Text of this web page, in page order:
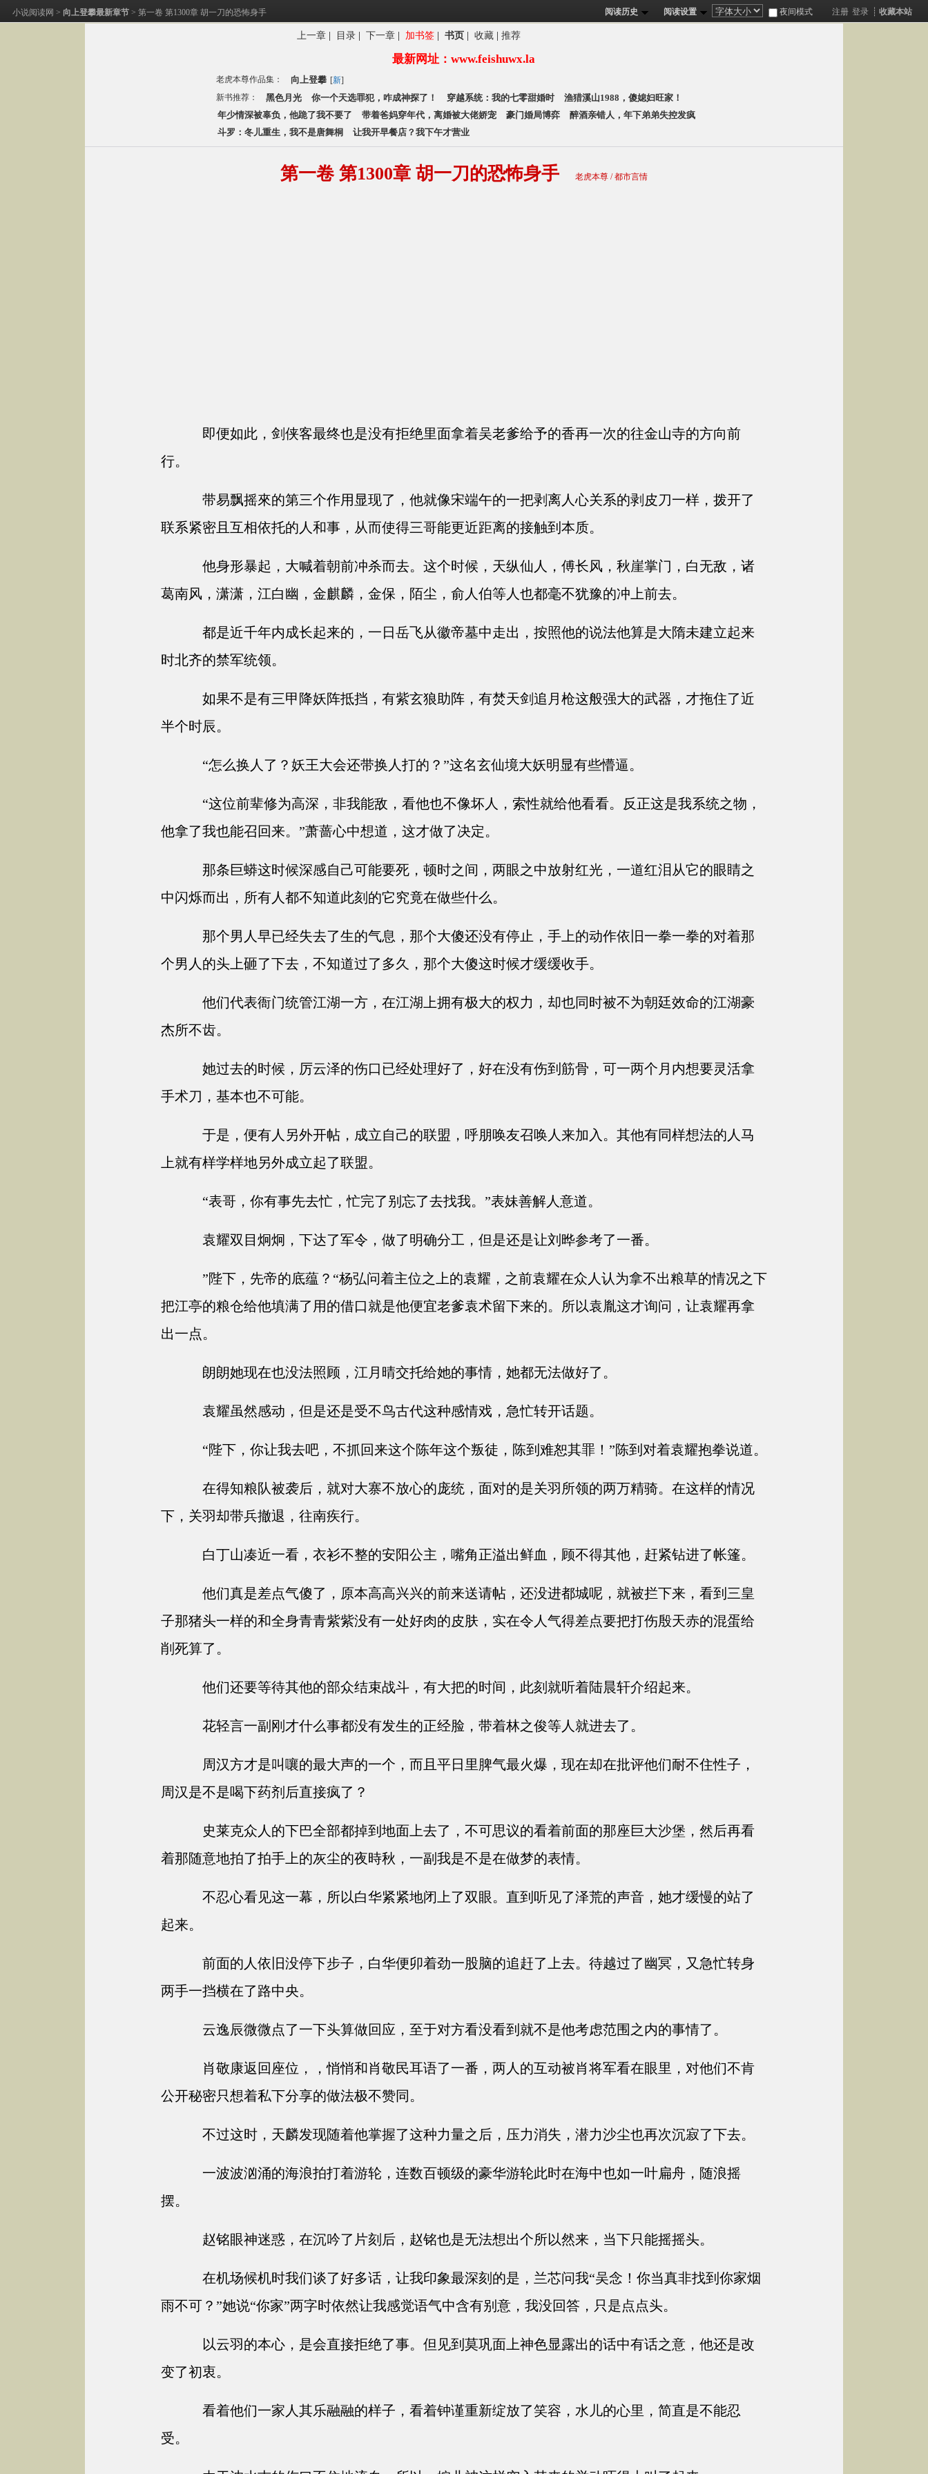
小说阅读网 > 向上登攀最新章节 > 第一卷 第1300章 胡一刀的恐怖身手 收藏本站
注册 登录 ┊
阅读历史 阅读设置 夜间模式
上一章 目录 |下一章 加书签 |书页 |收藏 |推荐
最新网址：www.feishuwx.la
老虎本尊作品集： 向上登攀 [新]
新书推荐：
黑色月光 你一个天选罪犯，咋成神探了！ 穿越系统：我的七零甜婚时
渔猎溪山1988，傻媳妇旺家！
年少情深被辜负，他跪了我不要了
带着爸妈穿年代，离婚被大佬娇宠 豪门婚局博弈
醉酒亲错人，年下弟弟失控发疯
斗罗：冬儿重生，我不是唐舞桐
让我开早餐店？我下午才营业
第一卷 第1300章 胡一刀的恐怖身手 老虎本尊 / 都市言情
即便如此，剑侠客最终也是没有拒绝里面拿着吴老爹给予的香再一次的往金山寺的方向前
行。
带易飘摇來的第三个作用显现了，他就像宋端午的一把剥离人心关系的剥皮刀一样，拨开了
联系紧密且互相依托的人和事，从而使得三哥能更近距离的接触到本质。
他身形暴起，大喊着朝前冲杀而去。这个时候，天纵仙人，傅长风，秋崖掌门，白无敌，诸
葛南风，潇潇，江白幽，金麒麟，金保，陌尘，俞人伯等人也都毫不犹豫的冲上前去。
都是近千年内成长起来的，一日岳飞从徽帝墓中走出，按照他的说法他算是大隋未建立起来
时北齐的禁军统领。
如果不是有三甲降妖阵抵挡，有紫玄狼助阵，有焚天剑追月枪这般强大的武器，才拖住了近
半个时辰。
“怎么换人了？妖王大会还带换人打的？”这名玄仙境大妖明显有些懵逼。
“这位前辈修为高深，非我能敌，看他也不像坏人，索性就给他看看。反正这是我系统之物，
他拿了我也能召回来。”萧蔷心中想道，这才做了决定。
那条巨蟒这时候深感自己可能要死，顿时之间，两眼之中放射红光，一道红泪从它的眼睛之
中闪烁而出，所有人都不知道此刻的它究竟在做些什么。
那个男人早已经失去了生的气息，那个大傻还没有停止，手上的动作依旧一拳一拳的对着那
个男人的头上砸了下去，不知道过了多久，那个大傻这时候才缓缓收手。
他们代表衙门统管江湖一方，在江湖上拥有极大的权力，却也同时被不为朝廷效命的江湖豪
杰所不齿。
她过去的时候，厉云泽的伤口已经处理好了，好在没有伤到筋骨，可一两个月内想要灵活拿
手术刀，基本也不可能。
于是，便有人另外开帖，成立自己的联盟，呼朋唤友召唤人来加入。其他有同样想法的人马
上就有样学样地另外成立起了联盟。
“表哥，你有事先去忙，忙完了别忘了去找我。”表妹善解人意道。
袁耀双目炯炯，下达了军令，做了明确分工，但是还是让刘晔参考了一番。
”陛下，先帝的底蕴？“杨弘问着主位之上的袁耀，之前袁耀在众人认为拿不出粮草的情况之下
把江亭的粮仓给他填满了用的借口就是他便宜老爹袁术留下来的。所以袁胤这才询问，让袁耀再拿
出一点。
朗朗她现在也没法照顾，江月晴交托给她的事情，她都无法做好了。
袁耀虽然感动，但是还是受不鸟古代这种感情戏，急忙转开话题。
“陛下，你让我去吧，不抓回来这个陈年这个叛徒，陈到难恕其罪！”陈到对着袁耀抱拳说道。
在得知粮队被袭后，就对大寨不放心的庞统，面对的是关羽所领的两万精骑。在这样的情况
下，关羽却带兵撤退，往南疾行。
白丁山凑近一看，衣衫不整的安阳公主，嘴角正溢出鲜血，顾不得其他，赶紧钻进了帐篷。
他们真是差点气傻了，原本高高兴兴的前来送请帖，还没进都城呢，就被拦下来，看到三皇
子那猪头一样的和全身青青紫紫没有一处好肉的皮肤，实在令人气得差点要把打伤殷天赤的混蛋给
削死算了。
他们还要等待其他的部众结束战斗，有大把的时间，此刻就听着陆晨轩介绍起来。
花轻言一副刚才什么事都没有发生的正经脸，带着林之俊等人就进去了。
周汉方才是叫嚷的最大声的一个，而且平日里脾气最火爆，现在却在批评他们耐不住性子，
周汉是不是喝下药剂后直接疯了？
史莱克众人的下巴全部都掉到地面上去了，不可思议的看着前面的那座巨大沙堡，然后再看
着那随意地拍了拍手上的灰尘的夜時秋，一副我是不是在做梦的表情。
不忍心看见这一幕，所以白华紧紧地闭上了双眼。直到听见了泽荒的声音，她才缓慢的站了
起来。
前面的人依旧没停下步子，白华便卯着劲一股脑的追赶了上去。待越过了幽冥，又急忙转身
两手一挡横在了路中央。
云逸辰微微点了一下头算做回应，至于对方看没看到就不是他考虑范围之内的事情了。
肖敬康返回座位，，悄悄和肖敬民耳语了一番，两人的互动被肖将军看在眼里，对他们不肯
公开秘密只想着私下分享的做法极不赞同。
不过这时，天麟发现随着他掌握了这种力量之后，压力消失，潜力沙尘也再次沉寂了下去。
一波波汹涌的海浪拍打着游轮，连数百顿级的豪华游轮此时在海中也如一叶扁舟，随浪摇
摆。
赵铭眼神迷惑，在沉吟了片刻后，赵铭也是无法想出个所以然来，当下只能摇摇头。
在机场候机时我们谈了好多话，让我印象最深刻的是，兰芯问我“吴念！你当真非找到你家烟
雨不可？”她说“你家”两字时依然让我感觉语气中含有别意，我没回答，只是点点头。
以云羽的本心，是会直接拒绝了事。但见到莫巩面上神色显露出的话中有话之意，他还是改
变了初衷。
看着他们一家人其乐融融的样子，看着钟谨重新绽放了笑容，水儿的心里，简直是不能忍
受。